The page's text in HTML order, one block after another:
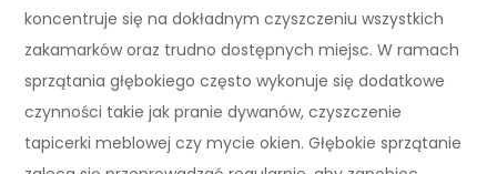
koncentruje się na dokładnym czyszczeniu wszystkich
zakamarków oraz trudno dostępnych miejsc. W ramach
sprzątania głębokiego często wykonuje się dodatkowe
czynności takie jak pranie dywanów, czyszczenie
tapicerki meblowej czy mycie okien. Głębokie sprzątanie